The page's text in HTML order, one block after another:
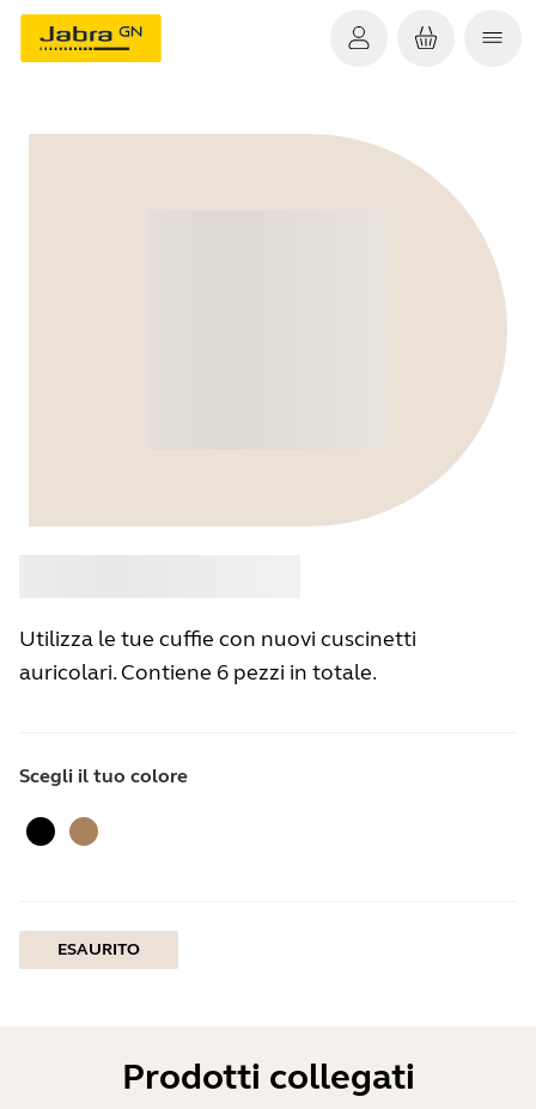
Utilizza le tue cuffie con nuovi cuscinetti
auricolari. Contiene 6 pezzi in totale.
Scegli il tuo colore
NeroBeige oro
ESAURITO
Prodotti collegati